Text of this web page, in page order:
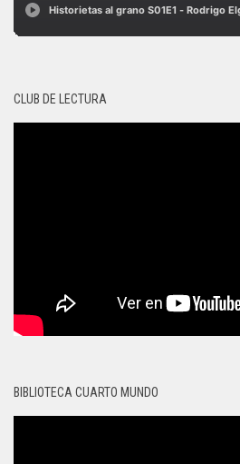
CLUB DE LECTURA
BIBLIOTECA CUARTO MUNDO